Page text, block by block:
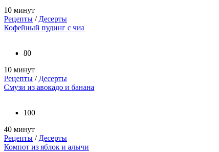
10 минут
Рецепты /Десерты
Кофейный пудинг с чиа
80
10 минут
Рецепты /Десерты
Смузи из авокадо и банана
100
40 минут
Рецепты /Десерты
Компот из яблок и алычи